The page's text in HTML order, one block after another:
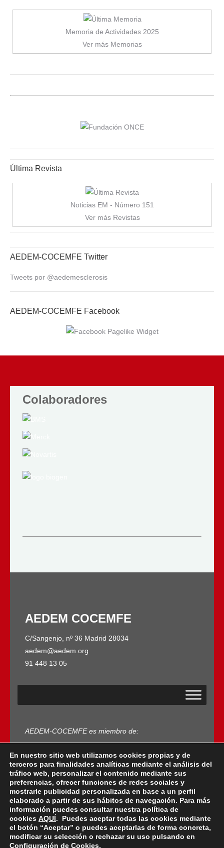
Memoria de Actividades 2025
Ver más Memorias
Última Revista
Noticias EM - Número 151
Ver más Revistas
AEDEM-COCEMFE Twitter
Tweets por @aedemesclerosis
AEDEM-COCEMFE Facebook
Colaboradores
AEDEM COCEMFE
C/Sangenjo, nº 36 Madrid 28034
aedem@aedem.org
91 448 13 05
AEDEM-COCEMFE es miembro de:
Copyright © 2022 · AEDEM-Asociación española de
EM · Todos los Derechos Reservados · C/ Sangenjo,
nº 36 Madrid - 91 448 13 05
mail:aedem@aedem.org//Aviso legal-Política de
En nuestro sitio web utilizamos cookies propias y de
terceros para finalidades analíticas mediante el análisis del
tráfico web, personalizar el contenido mediante sus
preferencias, ofrecer funciones de redes sociales y
mostrarle publicidad personalizada en base a un perfil
elaborado a partir de sus hábitos de navegación. Para más
información puedes consultar nuestra política de
cookies AQUÍ. Puedes aceptar todas las cookies mediante
el botón “Aceptar” o puedes aceptarlas de forma concreta,
modificar su selección o rechazar su uso pulsando en
Configuración de Cookies.